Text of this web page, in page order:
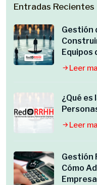
Entradas Recientes
Gestión
Equipos
Leer
¿Qué es
Leer
Gestión
Cómo